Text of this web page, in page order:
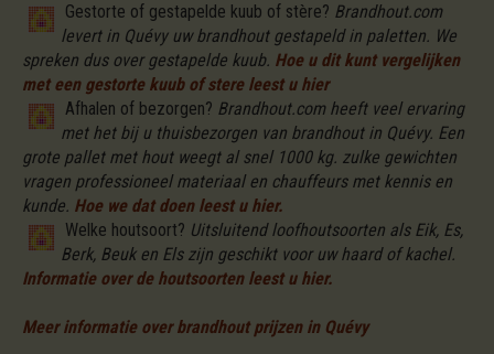
Gestorte of gestapelde kuub of stère? Brandhout.com
levert in Quévy uw brandhout gestapeld in paletten. We
spreken dus over gestapelde kuub. Hoe u dit kunt vergelijken
met een gestorte kuub of stere leest u hier
Afhalen of bezorgen? Brandhout.com heeft veel ervaring
met het bij u thuisbezorgen van brandhout in Quévy. Een
grote pallet met hout weegt al snel 1000 kg. zulke gewichten
vragen professioneel materiaal en chauffeurs met kennis en
kunde. Hoe we dat doen leest u hier.
Welke houtsoort? Uitsluitend loofhoutsoorten als Eik, Es,
Berk, Beuk en Els zijn geschikt voor uw haard of kachel.
Informatie over de houtsoorten leest u hier.
Meer informatie over brandhout prijzen in Quévy